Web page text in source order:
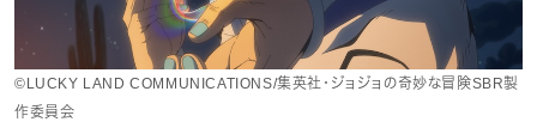
©LUCKY LAND COMMUNICATIONS/集英社・ジョジョの奇妙な冒険SBR製
作委員会